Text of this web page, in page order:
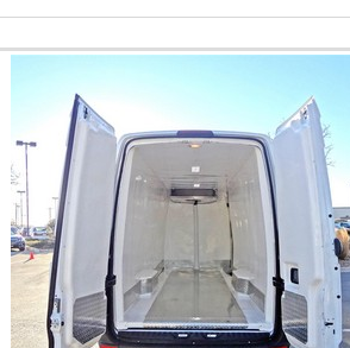
painel câmara
variedades em
empresa
possuir
última geração.
associados e
ponta....
benefício.Há
excelência e
por ter: Preço
Colaboradores
empresa, a
detalhes que
para os clientes.É
seus serviços no
atual para